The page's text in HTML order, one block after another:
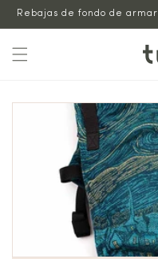
Saltar al
contenido
Rebajas de fondo de